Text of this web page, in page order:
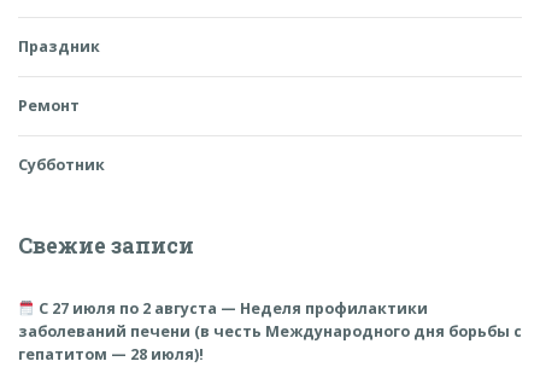
Праздник
Ремонт
Субботник
Свежие записи
С 27 июля по 2 августа — Неделя профилактики
заболеваний печени (в честь Международного дня борьбы с
гепатитом — 28 июля)!